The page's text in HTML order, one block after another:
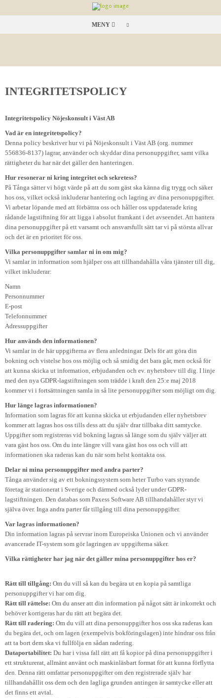
MENY
INTEGRITETSPOLICY
Integritetspolicy Nöjeskonsult i Väst AB
Vad är en integritetspolicy?
Denna policy beskriver hur vi på Nöjeskonsult i Väst AB (org. nummer
556836-8137) lagrar, använder och skyddar dina personuppgifter, samt vilka
rättigheter du har när det gäller den hanteringen.
Hur resonerar ni kring integritet och sekretess?
På Tånga sätter vi högt värde på att du som gäst ska känna dig trygg och säker
hos oss, vilket också inkluderar hantering och lagring av dina personuppgifter.
Vi arbetar löpande med att förbättra oss och håller oss uppdaterade kring
rådande lagstiftning för att ligga i absolut framkant i det avseendet. Att hantera
dina personuppgifter på ett varsamt och ansvarsfullt sätt tar vi på största allvar
och det är en prioritet för oss.
Vilka personuppgifter samlar ni in om mig?
Vi samlar in information som hjälper oss att tillhandahålla våra tjänster till dig,
vilket inkluderar:
Namn
Personnummer
E-post
Telefonnummer
Adressuppgifter
Hur används den informationen?
Vi samlar in de här uppgifterna av flera anledningar. Dels för att göra din
bokning och vistelse hos oss möjlig och så smidig det bara går, men också för
att kunna skicka ut information, erbjudanden och ev. nyhetsbrev till dig. I linje
med den nya GDPR-lagstiftningen som trädde i kraft den 25:e maj 2018
kommer vi i fortsättningen samla in så lite personuppgifter som möjligt om dig.
Hur länge lagras informationen?
Information som lagras för att kunna skicka ut erbjudanden eller nyhetsbrev
kommer att lagras hos oss tills dess att du själv drar tillbaka ditt samtycke.
Uppgifter som registreras vid bokning lagras så länge som du själv väljer att
vara gäst hos oss. Om du inte längre vill vara gäst hos oss och vill att
informationen ska raderas kan du när som helst kontakta oss.
Delar ni mina personuppgifter med andra parter?
Tånga använder sig av ett bokningssystem som heter Turbo vars styrande
företag är stationerat i Sverige och därmed också lyder under GDPR-
lagstiftningen. Den databas som Paxess Software AB tillhandahåller styr vi
själva över. Inga andra parter får tillgång till dina personuppgifter.
Var lagras informationen?
Din information lagras på servrar inom Europeiska Unionen och vi använder
avancerade IT-system som gör lagringen av uppgifterna säker.
Vilka rättigheter har jag när det gäller mina personuppgifter hos er?
Rätt till tillgång: Om du vill så kan du begära ut en kopia på samtliga
personuppgifter vi har om dig.
Rätt till rättelse: Om du anser att din information på något sätt är inkorrekt och
behöver korrigeras har du rätt att begära det.
Rätt till radering: Om du vill att dina personuppgifter hos oss ska raderas kan
du begära det, och om lagen (exempelvis bokföringslagen) inte hindrar oss från
att ta bort dem ska vi fullfölja en sådan radering.
Dataportabilitet: Du har i vissa fall rätt att få kopior på dina personuppgifter i
ett strukturerat, allmänt använt och maskinläsbart format för att kunna förflytta
den. Denna rätt omfattar personuppgifter om den registrerade själv har
tillhandahållit oss dem och den lagliga grunden antingen är samtycke eller att
det finns ett avtal.